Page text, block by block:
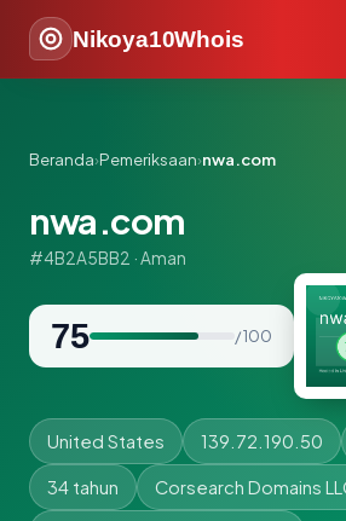
Nikoya10Whois
Beranda›Pemeriksaan›nwa.com
nwa.com
#4B2A5BB2 · Aman
75 / 100
United States 139.72.190.50
34 tahun Corsearch Domains